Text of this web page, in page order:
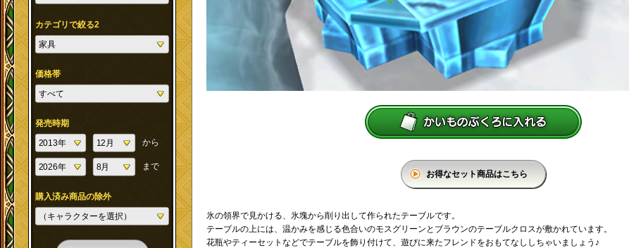
カテゴリで絞る2
価格帯
発売時期
から
まで
購入済み商品の除外
お得なセット商品はこちら
氷の領界で見かける、氷塊から削り出して作られたテーブルです。
テーブルの上には、温かみを感じる色合いのモスグリーンとブラウンのテーブルクロスが敷かれています。
花瓶やティーセットなどでテーブルを飾り付けて、遊びに来たフレンドをおもてなししちゃいましょう♪